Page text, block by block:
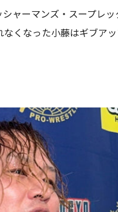
ャーマンズ・スープレ
くなった小藤はギブアッ